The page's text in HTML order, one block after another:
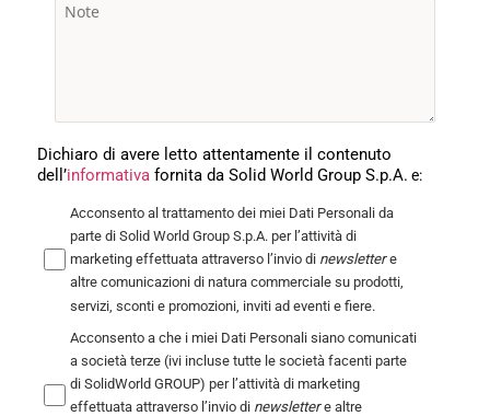
Dichiaro di avere letto attentamente il contenuto
dell’informativa fornita da Solid World GroupS.p.A. e:
Acconsento al trattamento dei miei Dati Personali da
parte di Solid World Group S.p.A. per l’attività di
marketing effettuata attraverso l’invio di newslettere
altre comunicazioni di natura commerciale su prodotti,
servizi, sconti e promozioni, inviti ad eventi e fiere.
Acconsento a che i miei Dati Personali siano comunicati
a società terze (ivi incluse tutte le società facenti parte
di SolidWorld GROUP) per l’attività di marketing
effettuata attraverso l’invio di newslettere altre